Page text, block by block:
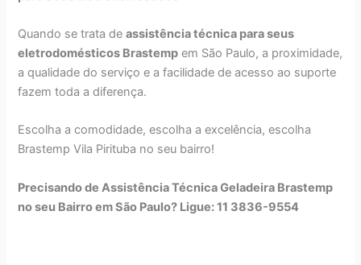
Quando se trata deassistência técnica para seus
eletrodomésticos Brastemp em São Paulo, a proximidade,
a qualidade do serviço e a facilidade de acesso ao suporte
fazem toda a diferença.
Escolha a comodidade, escolha a excelência, escolha
Brastemp Vila Pirituba no seu bairro!
Precisando de Assistência Técnica Geladeira Brastemp
no seu Bairro em São Paulo? Ligue: 11 3836-9554